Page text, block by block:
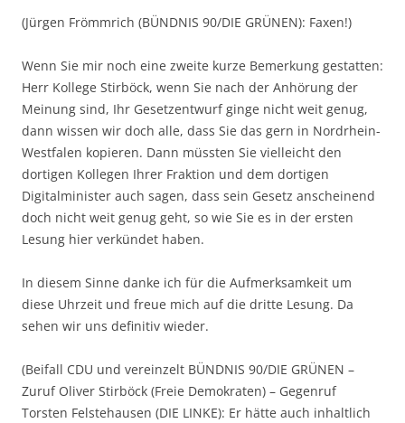
(Jürgen Frömmrich (BÜNDNIS 90/DIE GRÜNEN): Faxen!)
Wenn Sie mir noch eine zweite kurze Bemerkung gestatten:
Herr Kollege Stirböck, wenn Sie nach der Anhörung der
Meinung sind, Ihr Gesetzentwurf ginge nicht weit genug,
dann wissen wir doch alle, dass Sie das gern in Nordrhein-
Westfalen kopieren. Dann müssten Sie vielleicht den
dortigen Kollegen Ihrer Fraktion und dem dortigen
Digitalminister auch sagen, dass sein Gesetz anscheinend
doch nicht weit genug geht, so wie Sie es in der ersten
Lesung hier verkündet haben.
In diesem Sinne danke ich für die Aufmerksamkeit um
diese Uhrzeit und freue mich auf die dritte Lesung. Da
sehen wir uns definitiv wieder.
(Beifall CDU und vereinzelt BÜNDNIS 90/DIE GRÜNEN –
Zuruf Oliver Stirböck (Freie Demokraten) – Gegenruf
Torsten Felstehausen (DIE LINKE): Er hätte auch inhaltlich